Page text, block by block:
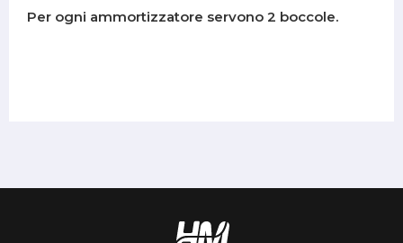
Per ogni ammortizzatore servono 2 boccole.